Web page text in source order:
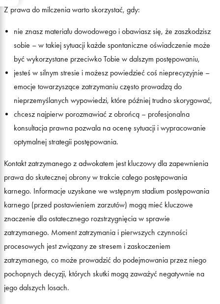
Z prawa do milczenia warto skorzystać, gdy:
nie znasz materiału dowodowego i obawiasz się, że zaszkodzisz
sobie – w takiej sytuacji każde spontaniczne oświadczenie może
być wykorzystane przeciwko Tobie w dalszym postępowaniu,
jesteś w silnym stresie i możesz powiedzieć coś nieprecyzyjnie –
emocje towarzyszące zatrzymaniu często prowadzą do
nieprzemyślanych wypowiedzi, które później trudno skorygować,
chcesz najpierw porozmawiać z obrońcą – profesjonalna
konsultacja prawna pozwala na ocenę sytuacji i wypracowanie
optymalnej strategii postępowania.
Kontakt zatrzymanego z adwokatem jest kluczowy dla zapewnienia
prawa do skutecznej obrony w trakcie całego postępowania
karnego. Informacje uzyskane we wstępnym stadium postępowania
karnego (przed postawieniem zarzutów) mogą mieć kluczowe
znaczenie dla ostatecznego rozstrzygnięcia w sprawie
zatrzymanego. Moment zatrzymania i pierwszych czynności
procesowych jest związany ze stresem i zaskoczeniem
zatrzymanego, co może prowadzić do podejmowania przez niego
pochopnych decyzji, których skutki mogą zaważyć negatywnie na
jego dalszych losach.